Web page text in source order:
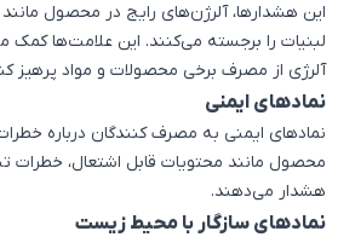
این هشدارها، آلرژن‌های رایج در محصول مانند
لبنیات را برجسته می‌کنند. این علامت‌ها کمک
آلرژی از مصرف برخی محصولات و مواد پرهیز
نمادهای ایمنی
نمادهای ایمنی به مصرف کنندگان درباره
محصول مانند محتویات قابل اشتعال، خطرات
هشدار می‌دهند.
نمادهای سازگار با محیط زیست